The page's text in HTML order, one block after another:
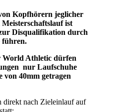
Kopfhörern jeglicher
ist
Disqualifikation durch
führen.
World Athletic dürfen
nur Laufschuhe
von 40mm getragen
direkt nach Zieleinlauf auf